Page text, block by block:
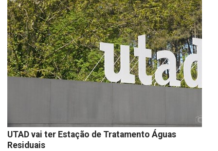
UTAD vai ter Estação de Tratamento Águas
Residuais